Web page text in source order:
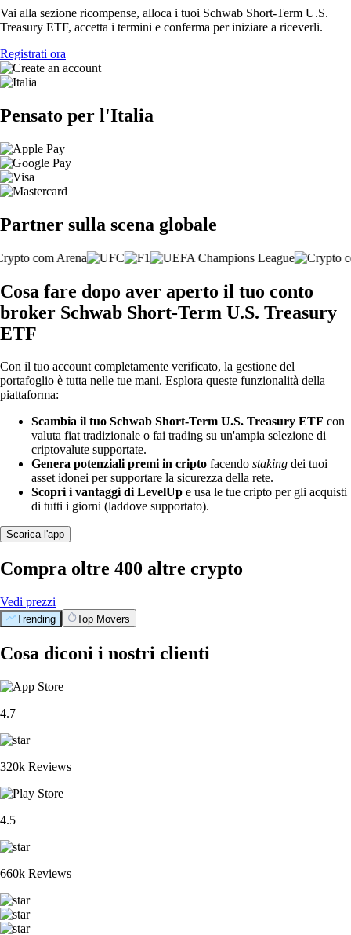
Vai alla sezione ricompense, alloca i tuoi Schwab Short-Term U.S.
Treasury ETF, accetta i termini e conferma per iniziare a riceverli.
Registrati ora
Pensato per l'Italia
Partner sulla scena globale
Cosa fare dopo aver aperto il tuo conto
broker Schwab Short-Term U.S. Treasury
ETF
Con il tuo account completamente verificato, la gestione del
portafoglio è tutta nelle tue mani. Esplora queste funzionalità della
piattaforma:
Scambia il tuo Schwab Short-Term U.S. Treasury ETF con
valuta fiat tradizionale o fai trading su un'ampia selezione di
criptovalute supportate.
Genera potenziali premi in cripto facendo staking dei tuoi
asset idonei per supportare la sicurezza della rete.
Scopri i vantaggi di LevelUp e usa le tue cripto per gli acquisti
di tutti i giorni (laddove supportato).
Scarica l'app
Compra oltre 400 altre crypto
Vedi prezzi
Trending Top Movers
Cosa diconi i nostri clienti
4.7
320k Reviews
4.5
660k Reviews